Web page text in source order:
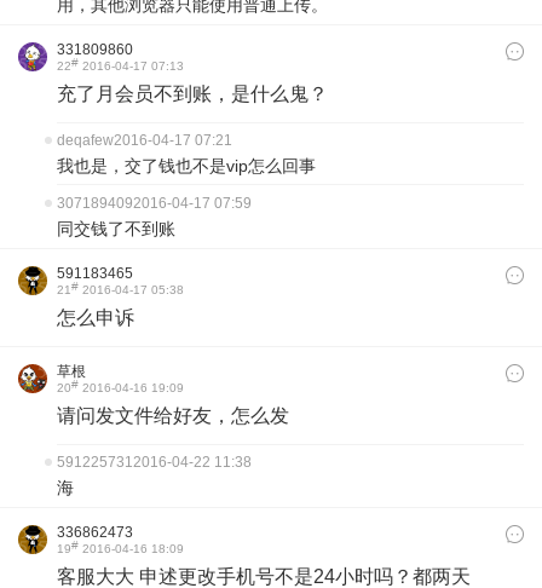
用，其他浏览器只能使用普通上传。
331809860
22# 2016-04-17 07:13
充了月会员不到账，是什么鬼？
deqafew2016-04-17 07:21
我也是，交了钱也不是vip怎么回事
3071894092016-04-17 07:59
同交钱了不到账
591183465
21# 2016-04-17 05:38
怎么申诉
草根
20# 2016-04-16 19:09
请问发文件给好友，怎么发
5912257312016-04-22 11:38
海
336862473
19# 2016-04-16 18:09
客服大大 申述更改手机号不是24小时吗？都两天